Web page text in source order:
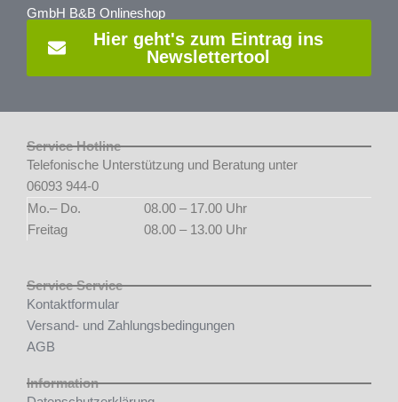
GmbH B&B Onlineshop
Hier geht's zum Eintrag ins
Newslettertool
Service Hotline
Telefonische Unterstützung und Beratung unter
06093 944-0
Mo.– Do.
08.00 – 17.00 Uhr
Freitag
08.00 – 13.00 Uhr
Service Service
Kontaktformular
Versand- und Zahlungsbedingungen
AGB
Information